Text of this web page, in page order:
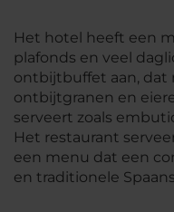
Het hotel heeft een
plafonds en veel
ontbijtbuffet aan, dat
ontbijtgranen en
serveert zoals
Het restaurant
een menu dat een
en traditionele